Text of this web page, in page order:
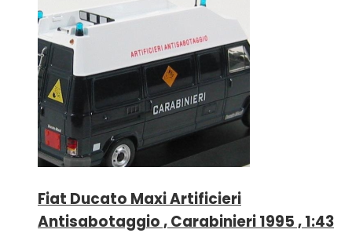
Fiat Ducato Maxi Artificieri
Antisabotaggio , Carabinieri 1995 , 1:43